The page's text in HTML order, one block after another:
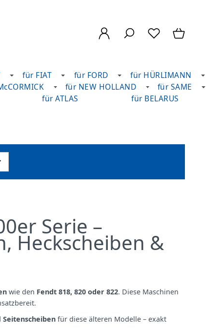
für FIAT für FORD
für HÜRLIMANN
für NEW HOLLAND
für SAME
für ATLAS für BELARUS
Serie –
Heckscheiben &
wie den Fendt 818, 820 oder 822. Diese Maschinen
Seitenscheiben für diese älteren Modelle – exakt